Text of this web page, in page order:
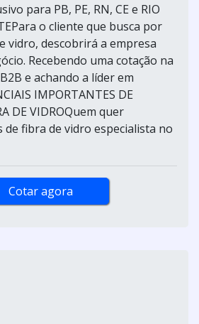
para PB, PE, RN, CE e RIO
o cliente que busca por
vidro, descobrirá a empresa
Recebendo uma cotação na
e achando a líder em
IMPORTANTES DE
DE VIDROQuem quer
fibra de vidro especialista no
Cotar agora